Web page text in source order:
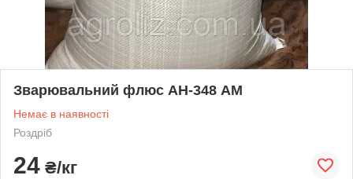
Зварювальний флюс АН-348 АМ
Немає в наявності
Роздріб
24 ₴/кг